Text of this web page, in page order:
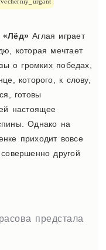
«Лёд» Аглая играет
которая мечтает
о громких победах,
которого, к слову,
готовы
настоящее
Однако на
приходит вовсе
другой
предстала